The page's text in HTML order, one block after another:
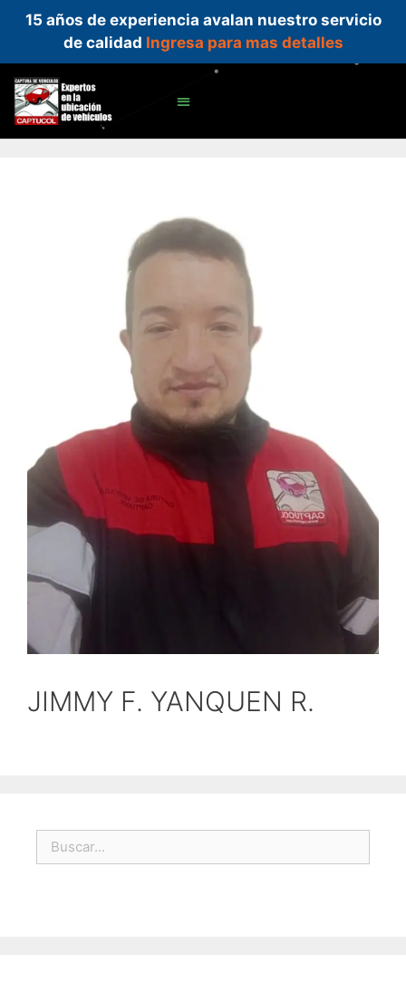
15 años de experiencia avalan nuestro servicio
de calidad Ingresa para mas detalles
JIMMY F. YANQUEN R.